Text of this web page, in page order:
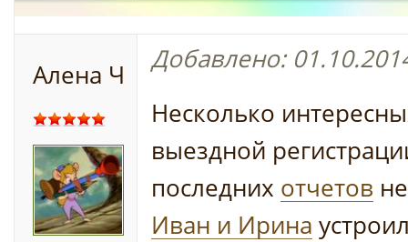
Алена Ч
Добавлено:
Несколько
выездной
последних отчетов
Иван и Ирина